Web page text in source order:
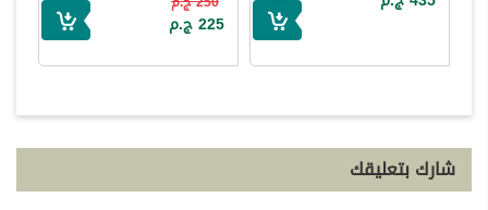
225 ج.م
شارك بتعليقك